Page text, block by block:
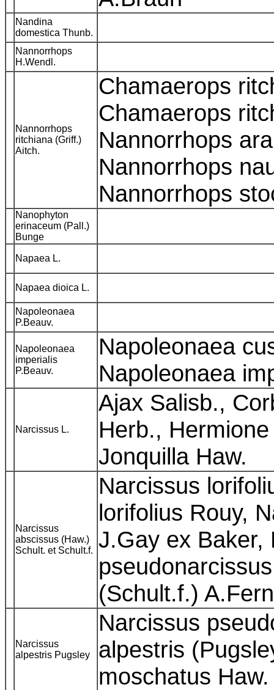
Nandina
domestica Thunb.
Nannorrhops
H.Wendl.
Nannorrhops
ritchiana (Griff.)
Aitch.
Chamaerops
Chamaerops
Nannorrhops
Nannorrhops
Nannorrhops
Nanophyton
erinaceum (Pall.)
Bunge
Napaea L.
Napaea dioica L.
Napoleonaea
P.Beauv.
Napoleonaea
imperialis
P.Beauv.
Napoleonaea
Napoleonaea
Narcissus L.
Ajax Salisb.,
Herb.,
Jonquilla Haw.
Narcissus
abscissus (Haw.)
Schult. et Schult.f.
Narcissus
lorifolius Rouy,
J.Gay ex Baker,
(Schult.f.)
Narcissus
alpestris Pugsley
Narcissus
alpestris
moschatus